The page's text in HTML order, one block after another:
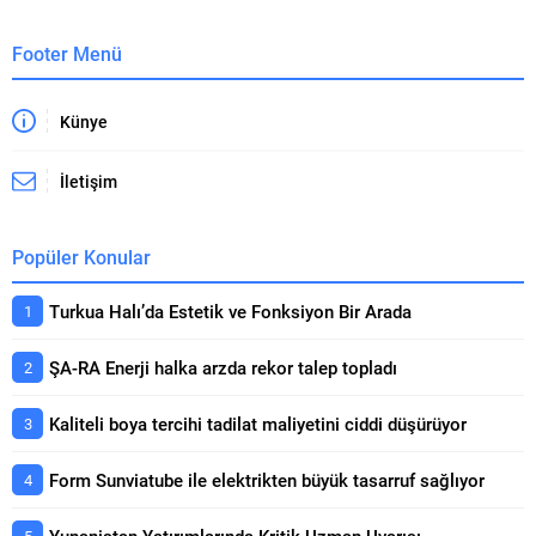
isimlerin katılımıyla
Footer Menü
Künye
İletişim
Popüler Konular
Turkua Halı’da Estetik ve Fonksiyon Bir Arada
ŞA-RA Enerji halka arzda rekor talep topladı
Kaliteli boya tercihi tadilat maliyetini ciddi düşürüyor
Form Sunviatube ile elektrikten büyük tasarruf sağlıyor